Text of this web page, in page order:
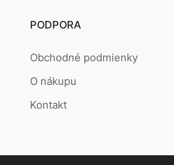
PODPORA
Obchodné podmienky
O nákupu
Kontakt